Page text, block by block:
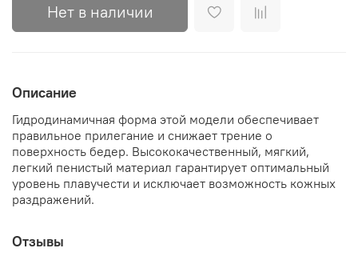
Нет в наличии
Описание
Гидродинамичная форма этой модели обеспечивает
правильное прилегание и снижает трение о
поверхность бедер. Высококачественный, мягкий,
легкий пенистый материал гарантирует оптимальный
уровень плавучести и исключает возможность кожных
раздражений.
Отзывы